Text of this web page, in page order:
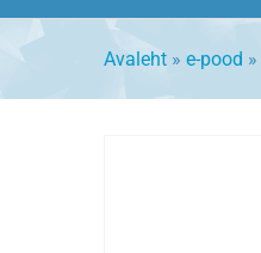
Avaleht » e-pood »